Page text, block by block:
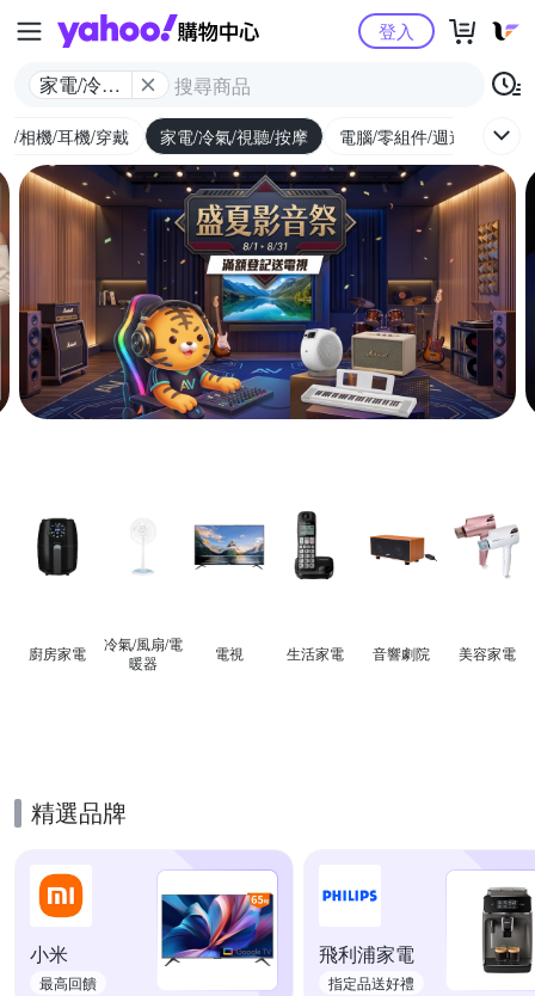
Yahoo購物中心
家電/冷氣/
登入
/相機/耳機/穿戴 家電/冷氣/視聽/按摩 電腦/零組件/週邊/遊戲
廚房家電
冷氣/風扇/電
暖器
電視 生活家電 音響劇院 美容家電
精選品牌
小米
最高回饋
飛利浦家電
指定品送好禮